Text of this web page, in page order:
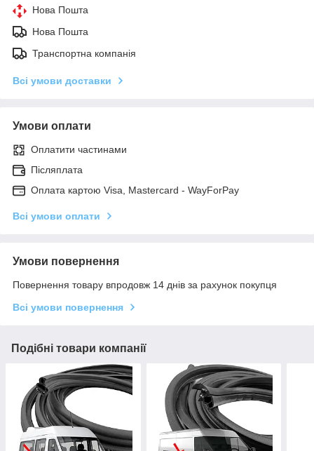
Нова Пошта
Нова Пошта
Транспортна компанія
Всі умови доставки
Умови оплати
Оплатити частинами
Післяплата
Оплата картою Visa, Mastercard - WayForPay
Всі умови оплати
Умови повернення
Повернення товару впродовж 14 днів за рахунок покупця
Всі умови повернення
Подібні товари компанії